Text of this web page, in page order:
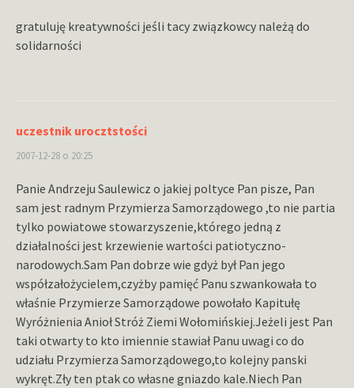
gratuluję kreatywności jeśli tacy związkowcy należą do
solidarności
uczestnik urocztstości
2007-12-28 o 20:25
Panie Andrzeju Saulewicz o jakiej poltyce Pan pisze, Pan
sam jest radnym Przymierza Samorządowego ,to nie partia
tylko powiatowe stowarzyszenie,którego jedną z
działalności jest krzewienie wartości patiotyczno-
narodowych.Sam Pan dobrze wie gdyż był Pan jego
współzałożycielem,czyżby pamięć Panu szwankowała to
właśnie Przymierze Samorządowe powołało Kapitułę
Wyróżnienia Anioł Stróż Ziemi Wołomińskiej.Jeżeli jest Pan
taki otwarty to kto imiennie stawiał Panu uwagi co do
udziału Przymierza Samorządowego,to kolejny panski
wykręt.Zły ten ptak co własne gniazdo kale.Niech Pan